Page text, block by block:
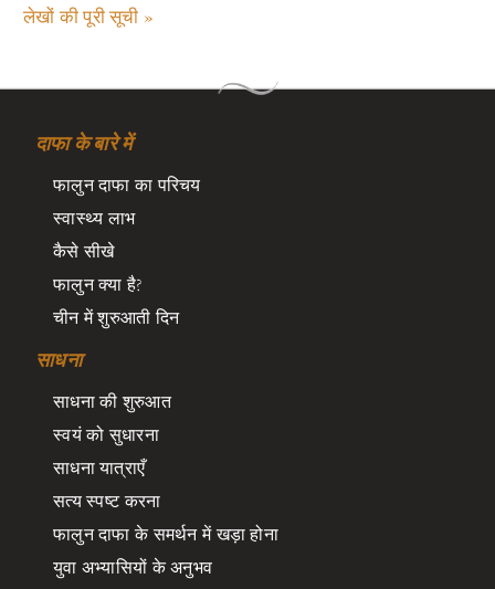
लेखों की पूरी सूची »
दाफा के बारे में
फालुन दाफा का परिचय
स्वास्थ्य लाभ
कैसे सीखे
फालुन क्या है?
चीन में शुरुआती दिन
साधना
साधना की शुरुआत
स्वयं को सुधारना
साधना यात्राएँ
सत्य स्पष्ट करना
फालुन दाफा के समर्थन में खड़ा होना
युवा अभ्यासियों के अनुभव